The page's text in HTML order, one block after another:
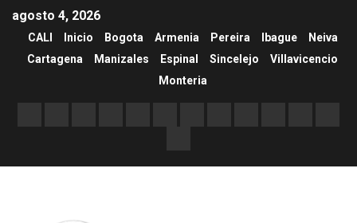
agosto 4, 2026
CALI Inicio Bogota Armenia Pereira Ibague
Neiva
Cartagena
Manizales Espinal Sincelejo
Villavicencio
Monteria